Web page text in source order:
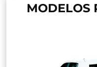
MODELOS